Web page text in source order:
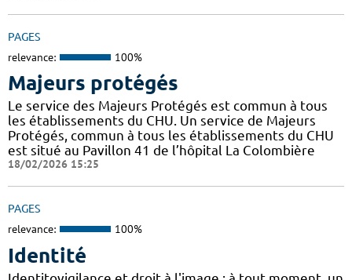
PAGES
relevance: 100%
Majeurs protégés
Le service des Majeurs Protégés est commun à tous
les établissements du CHU. Un service de Majeurs
Protégés, commun à tous les établissements du CHU
est situé au Pavillon 41 de l’hôpital La Colombière
18/02/2026 15:25
PAGES
relevance: 100%
Identité